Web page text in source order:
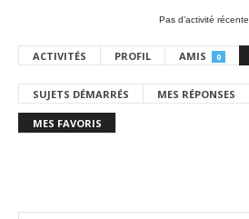
Pas d’activité récente
ACTIVITÉS PROFIL AMIS 0
SUJETS DÉMARRÉS MES RÉPONSES
MES FAVORIS